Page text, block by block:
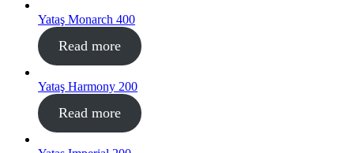
Yataş Monarch 400
Read more
Yataş Harmony 200
Read more